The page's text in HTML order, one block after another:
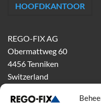
HOOFDKANTOOR
REGO-FIX AG
Obermattweg 60
4456 Tenniken
Switzerland